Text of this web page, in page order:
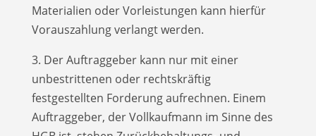
Materialien oder Vorleistungen kann hierfür
Vorauszahlung verlangt werden.
3. Der Auftraggeber kann nur mit einer
unbestrittenen oder rechtskräftig
festgestellten Forderung aufrechnen. Einem
Auftraggeber, der Vollkaufmann im Sinne des